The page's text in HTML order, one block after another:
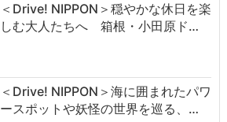
＜Drive! NIPPON＞穏やかな休日を楽
しむ大人たちへ 箱根・小田原ド…
＜Drive! NIPPON＞海に囲まれたパワ
ースポットや妖怪の世界を巡る、…